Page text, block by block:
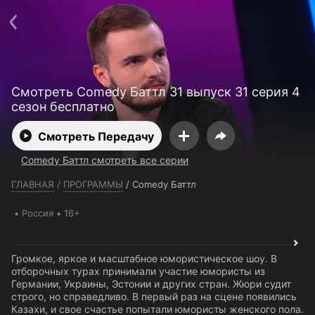
Смотреть Comedy Баттл 31 выпуск 31 серия 4
сезон бесплатно
Смотреть Передачу
Comedy Баттл смотреть все серии
ГЛАВНАЯ / ПРОГРАММЫ / Comedy Баттл
Россия 16+
Громкое, яркое и масштабное юмористическое шоу. В
отборочных турах принимали участие юмористы из
Германии, Украины, Эстонии и других стран. Жюри судит
строго, но справедливо. В первый раз на сцене появились
Казахи, и свое счастье попытали юмористы женского пола.
+7 (727) 323 10 92
Пользовательское соглашение
Политика конфиденциальности
Открыть приложение